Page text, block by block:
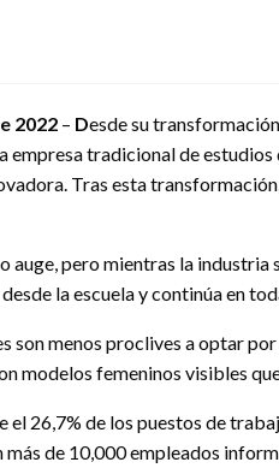
2022 – Desde su
empresa tradicional de
Tras esta
auge, pero mientras la
la escuela y continúa en
son menos proclives a optar
modelos femeninos visibles
el 26,7% de los puestos de
de 10,000 empleados